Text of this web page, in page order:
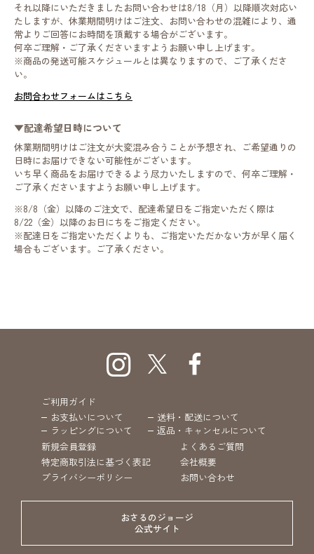
それ以降にいただきましたお問い合わせは8/18（月）以降順次対応い
たしますが、休業期間明けはご注文、お問い合わせの混雑により、通
常よりご回答にお時間を頂戴する場合がございます。
何卒ご理解・ご了承くださいますようお願い申し上げます。
※商品の発送可能スケジュールとは異なりますので、ご了承くださ
い。
お問合わせフォームはこちら
▼配達希望日時について
休業期間明けはご注文が大変混み合うことが予想され、ご希望通りの
日時にお届けできない可能性がございます。
いち早く商品をお届けできるよう尽力いたしますので、何卒ご理解・
ご了承くださいますようお願い申し上げます。
※8/8（金）以降のご注文で、配達希望日をご指定いただく際は
8/22（金）以降のお日にちをご指定ください。
※配達日をご指定いただくよりも、ご指定いただかない方が早く届く
場合もございます。ご了承ください。
ご利用ガイド
お支払いについて
送料・配送について
ラッピングについて
返品・キャンセルについて
新規会員登録
よくあるご質問
特定商取引法に基づく表記
会社概要
プライバシーポリシー
お問い合わせ
おさるのジョージ
公式サイト